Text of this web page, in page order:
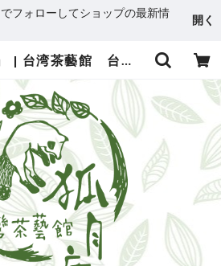
でフォローしてショップの最新情
開く
「その他」 | 台湾茶藝館 台湾茶カフェ 狐月庵